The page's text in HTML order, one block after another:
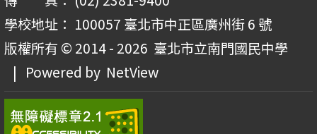
學校地址： 100057 臺北市中正區廣州街 6 號
版權所有 © 2014 - 2026 臺北市立南門國民中學
| Powered by NetView